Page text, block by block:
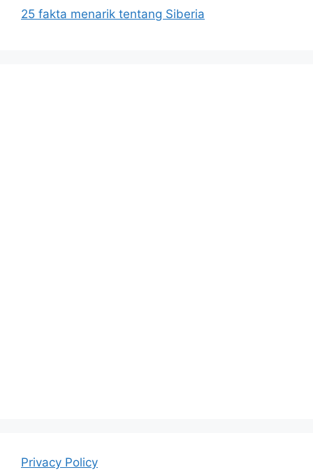
25 fakta menarik tentang Siberia
Privacy Policy